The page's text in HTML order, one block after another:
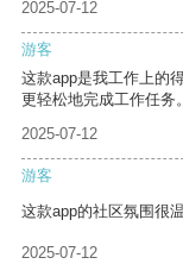
2025-07-12
游客
这款app是我工作上的
更轻松地完成工作任务。
2025-07-12
游客
这款app的社区氛围很
2025-07-12